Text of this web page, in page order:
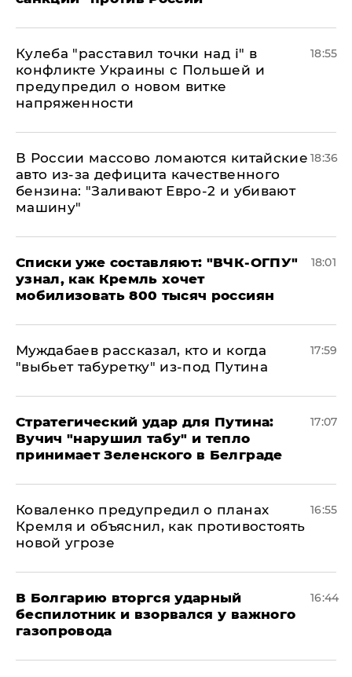
Кулеба "расставил точки над і" в
конфликте Украины с Польшей и
предупредил о новом витке
напряженности
18:55
В России массово ломаются китайские
авто из-за дефицита качественного
бензина: "Заливают Евро-2 и убивают
машину"
18:36
Списки уже составляют: "ВЧК-ОГПУ"
узнал, как Кремль хочет
мобилизовать 800 тысяч россиян
18:01
Муждабаев рассказал, кто и когда
"выбьет табуретку" из-под Путина
17:59
Стратегический удар для Путина:
Вучич "нарушил табу" и тепло
принимает Зеленского в Белграде
17:07
Коваленко предупредил о планах
Кремля и объяснил, как противостоять
новой угрозе
16:55
В Болгарию вторгся ударный
беспилотник и взорвался у важного
газопровода
16:44